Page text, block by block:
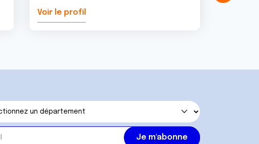
Voir le profil